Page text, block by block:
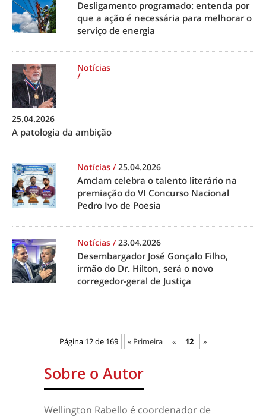
Desligamento programado: entenda por
que a ação é necessária para melhorar o
serviço de energia
Notícias
/
25.04.2026
A patologia da ambição
Notícias /25.04.2026
Amclam celebra o talento literário na
premiação do VI Concurso Nacional
Pedro Ivo de Poesia
Notícias /23.04.2026
Desembargador José Gonçalo Filho,
irmão do Dr. Hilton, será o novo
corregedor-geral de Justiça
Página 12 de 169 « Primeira « 12 »
Sobre o Autor
Wellington Rabello é coordenador de